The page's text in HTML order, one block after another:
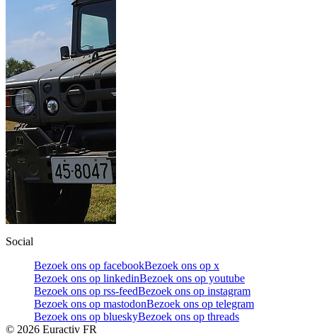
Social
Bezoek ons op facebookBezoek ons op x
Bezoek ons op linkedinBezoek ons op youtube
Bezoek ons op rss-feedBezoek ons op instagram
Bezoek ons op mastodonBezoek ons op telegram
Bezoek ons op blueskyBezoek ons op threads
© 2026 Euractiv FR